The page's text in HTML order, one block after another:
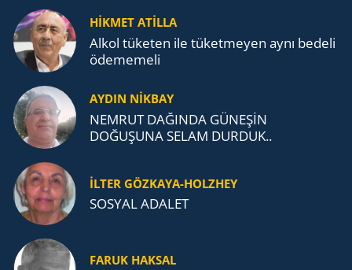
TEŞKİLATI’NA UZANAN MİRASI
HİKMET ATİLLA
Alkol tü­ke­ten ile tü­ket­me­yen aynı be­de­li
öde­me­me­li
AYDIN NİKBAY
NEMRUT DAĞINDA GÜNEŞİN
DOĞUŞUNA SELAM DURDUK..
İLTER GÖZKAYA-HOLZHEY
SOSYAL ADALET
FARUK HAKSAL